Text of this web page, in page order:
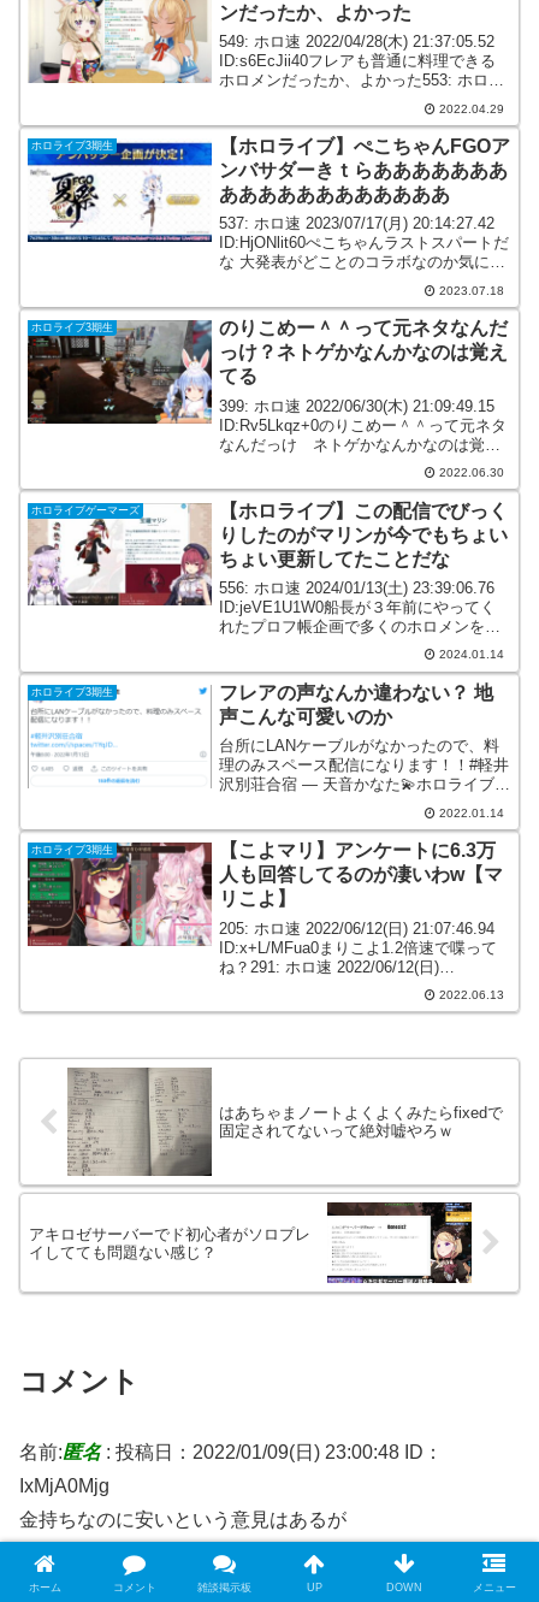
ンだったか、よかった
549: ホロ速 2022/04/28(木) 21:37:05.52
ID:s6EcJii40フレアも普通に料理できる
ホロメンだったか、よかった553: ホロ速
2022.04.29
ホロライブ3期生
【ホロライブ】ぺこちゃんFGOア
ンバサダーきｔらあああああああ
ああああああああああああ
537: ホロ速 2023/07/17(月) 20:14:27.42
ID:HjONlit60ぺこちゃんラストスパートだ
な 大発表がどことのコラボなのか気にな
る550: ホロ速 2023/07/17(月) 20:15:07.78
2023.07.18
ホロライブ3期生
のりこめー＾＾って元ネタなんだ
っけ？ネトゲかなんかなのは覚え
てる
399: ホロ速 2022/06/30(木) 21:09:49.15
ID:Rv5Lkqz+0のりこめー＾＾って元ネタ
なんだっけ ネトゲかなんかなのは覚え
てる418: ホロ速 2022/06/30(木)2022.06.30
ホロライブゲーマーズ
【ホロライブ】この配信でびっく
りしたのがマリンが今でもちょい
ちょい更新してたことだな
556: ホロ速 2024/01/13(土) 23:39:06.76
ID:jeVE1U1W0船長が３年前にやってく
れたプロフ帳企画で多くのホロメンを知
ったんだ それと同じ良さがあったね592:
2024.01.14
ホロライブ3期生
フレアの声なんか違わない？ 地
声こんな可愛いのか
台所にLANケーブルがなかったので、料
理のみスペース配信になります！！#軽井
沢別荘合宿 — 天音かなた💫ホロライブ4
期生 (@amanekanatach) January 13,
2022109: ホロ速 2022/01/13(木) 20:...
2022.01.14
ホロライブ3期生
【こよマリ】アンケートに6.3万
人も回答してるのが凄いわw【マ
リこよ】
205: ホロ速 2022/06/12(日) 21:07:46.94
ID:x+L/MFua0まりこよ1.2倍速で喋って
ね？291: ホロ速 2022/06/12(日)
21:20:41.02 ID:saSll/ZL0このスピードで
2022.06.13
はあちゃまノートよくよくみたらfixedで
固定されてないって絶対嘘やろｗ
アキロゼサーバーでド初心者がソロプレ
イしてても問題ない感じ？
コメント
名前:匿名: 投稿日：2022/01/09(日) 23:00:48 ID：
IxMjA0Mjg
金持ちなのに安いという意見はあるが
そもそもウーバーで食べるもので高級品なんてそうないか
らな
ホーム コメント 雑談掲示板 UP DOWN メニュー